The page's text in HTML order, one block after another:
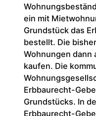
ein mit
Grundstück das
bestellt. Die
Wohnungen dann
kaufen. Die
Erbbaurecht-
Grundstücks. In
Erbbaurecht-